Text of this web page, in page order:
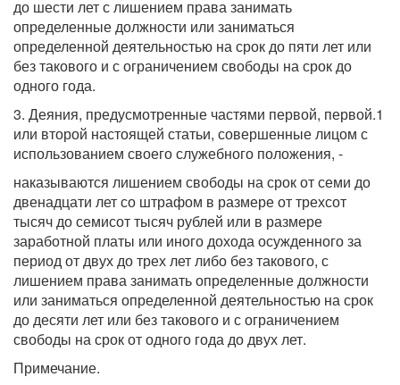
до шести лет с лишением права занимать
определенные должности или заниматься
определенной деятельностью на срок до пяти лет или
без такового и с ограничением свободы на срок до
одного года.
3. Деяния, предусмотренные частями первой, первой.1
или второй настоящей статьи, совершенные лицом с
использованием своего служебного положения, -
наказываются лишением свободы на срок от семи до
двенадцати лет со штрафом в размере от трехсот
тысяч до семисот тысяч рублей или в размере
заработной платы или иного дохода осужденного за
период от двух до трех лет либо без такового, с
лишением права занимать определенные должности
или заниматься определенной деятельностью на срок
до десяти лет или без такового и с ограничением
свободы на срок от одного года до двух лет.
Примечание.